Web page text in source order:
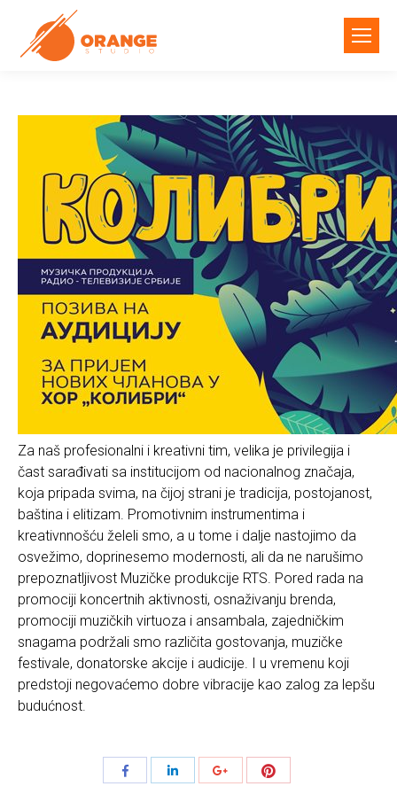
Za naš profesionalni i kreativni tim, velika je privilegija i
čast sarađivati sa institucijom od nacionalnog značaja,
koja pripada svima, na čijoj strani je tradicija, postojanost,
baština i elitizam. Promotivnim instrumentima i
kreativnnošću želeli smo, a u tome i dalje nastojimo da
osvežimo, doprinesemo modernosti, ali da ne narušimo
prepoznatljivost Muzičke produkcije RTS. Pored rada na
promociji koncertnih aktivnosti, osnaživanju brenda,
promociji muzičkih virtuoza i ansambala, zajedničkim
snagama podržali smo različita gostovanja, muzičke
festivale, donatorske akcije i audicije. I u vremenu koji
predstoji negovaćemo dobre vibracije kao zalog za lepšu
budućnost.
Share Share
Share